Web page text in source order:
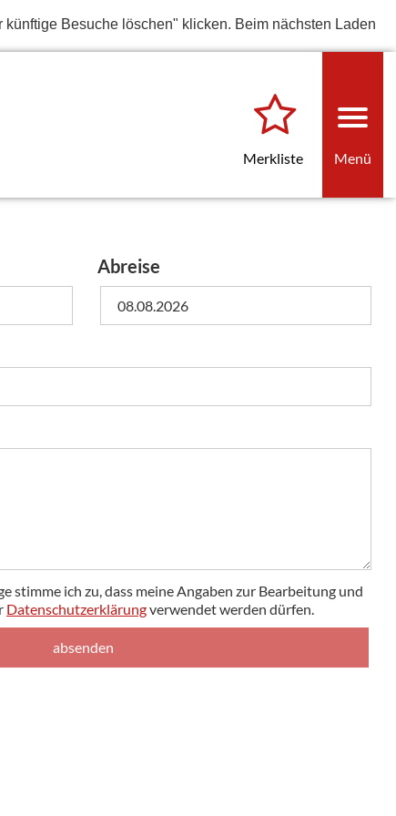
Besuche löschen" klicken. Beim nächsten Laden
Merkliste Menü
Abreise
stimme ich zu, dass meine Angaben zur Bearbeitung und
Datenschutzerklärungverwendet werden dürfen.